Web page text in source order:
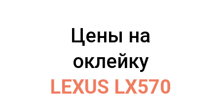
Цены на
оклейку
LEXUS LX570